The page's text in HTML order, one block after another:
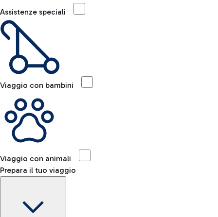
Assistenze speciali
Viaggio con bambini
Viaggio con animali
Prepara il tuo viaggio